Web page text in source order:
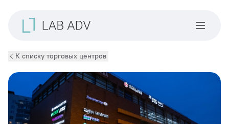
К списку торговых центров